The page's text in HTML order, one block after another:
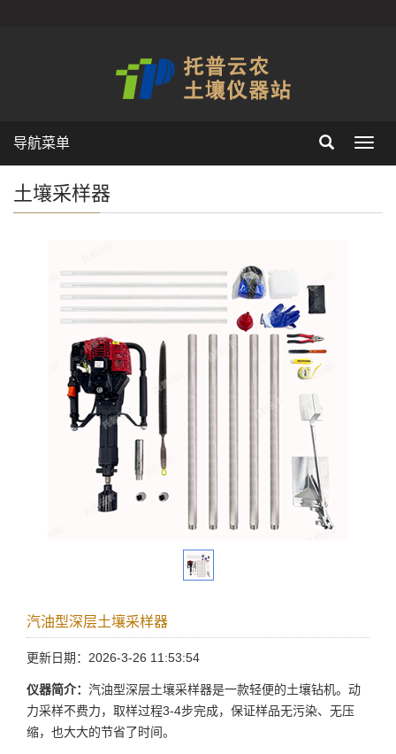
导航菜单
土壤采样器
汽油型深层土壤采样器
更新日期：2026-3-26 11:53:54
仪器简介： 汽油型深层土壤采样器是一款轻便的土壤钻机。动
力采样不费力，取样过程3-4步完成，保证样品无污染、无压
缩，也大大的节省了时间。